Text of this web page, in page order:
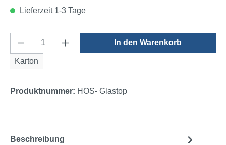
Lieferzeit 1-3 Tage
Produkt Anzahl: Gib den gewünschten
Karton
In den Warenkorb
Produktnummer: HOS- Glastop
Beschreibung